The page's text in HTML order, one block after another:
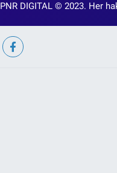
PNR DIGITAL © 2023. Her